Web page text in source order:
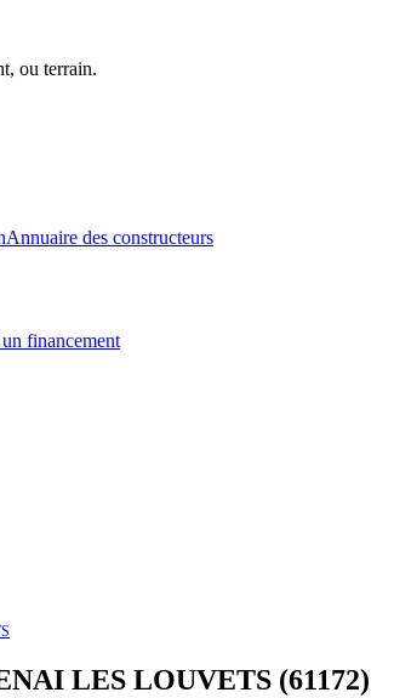
ou terrain.
Annuaire des constructeurs
financement
LES LOUVETS (61172)